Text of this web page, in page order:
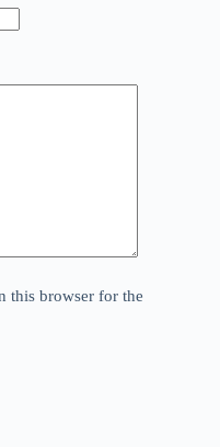
this browser for the